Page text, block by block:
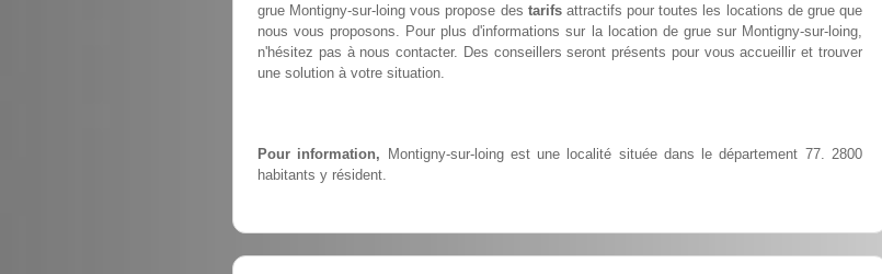
grue Montigny-sur-loing vous propose des tarifsattractifs pour toutes les locations de grue que
nous vous proposons. Pour plus d'informations sur la location de grue sur Montigny-sur-loing,
n'hésitez pas à nous contacter. Des conseillers seront présents pour vous accueillir et trouver
une solution à votre situation.
Pour information, Montigny-sur-loing est une localité située dans le département 77. 2800
habitants y résident.